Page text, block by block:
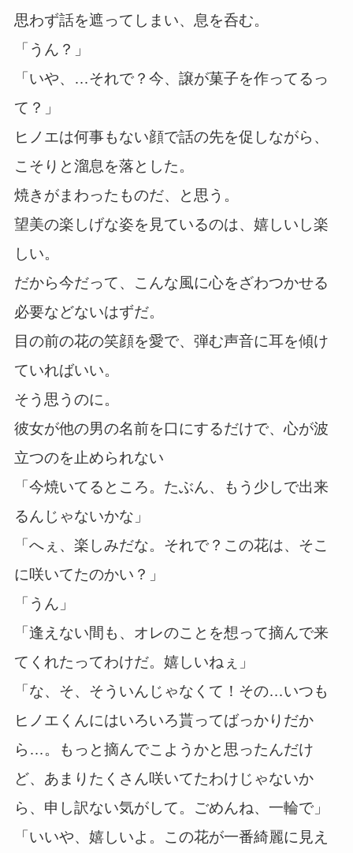
思わず話を遮ってしまい、息を呑む。
「うん？」
「いや、…それで？今、譲が菓子を作ってるっ
て？」
ヒノエは何事もない顔で話の先を促しながら、
こそりと溜息を落とした。
焼きがまわったものだ、と思う。
望美の楽しげな姿を見ているのは、嬉しいし楽
しい。
だから今だって、こんな風に心をざわつかせる
必要などないはずだ。
目の前の花の笑顔を愛で、弾む声音に耳を傾け
ていればいい。
そう思うのに。
彼女が他の男の名前を口にするだけで、心が波
立つのを止められない
「今焼いてるところ。たぶん、もう少しで出来
るんじゃないかな」
「へぇ、楽しみだな。それで？この花は、そこ
に咲いてたのかい？」
「うん」
「逢えない間も、オレのことを想って摘んで来
てくれたってわけだ。嬉しいねぇ」
「な、そ、そういんじゃなくて！その…いつも
ヒノエくんにはいろいろ貰ってばっかりだか
ら…。もっと摘んでこようかと思ったんだけ
ど、あまりたくさん咲いてたわけじゃないか
ら、申し訳ない気がして。ごめんね、一輪で」
「いいや、嬉しいよ。この花が一番綺麗に見え